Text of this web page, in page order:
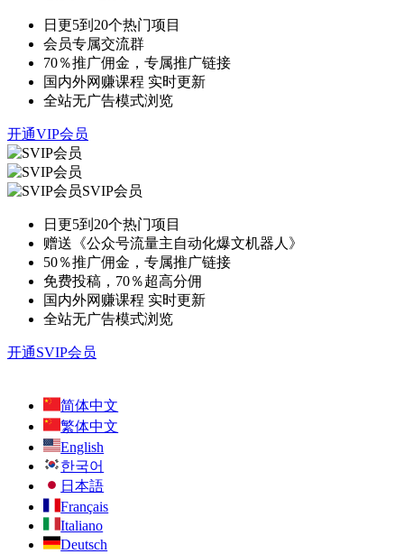
日更5到20个热门项目
会员专属交流群
70％推广佣金，专属推广链接
国内外网赚课程 实时更新
全站无广告模式浏览
开通VIP会员
SVIP会员
日更5到20个热门项目
赠送《公众号流量主自动化爆文机器人》
50％推广佣金，专属推广链接
免费投稿，70％超高分佣
国内外网赚课程 实时更新
全站无广告模式浏览
开通SVIP会员
简体中文
繁体中文
English
한국어
日本語
Français
Italiano
Deutsch